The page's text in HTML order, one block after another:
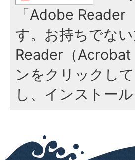
「Adobe
す。お持ちでな
Reader（
ンをクリックし
し、インストー